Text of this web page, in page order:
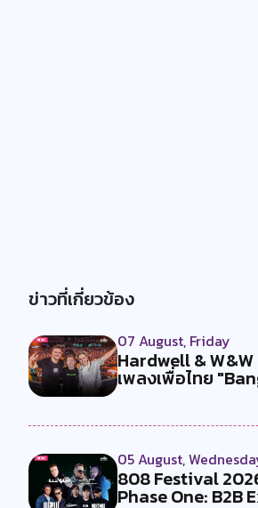
ข่าวที่เกี่ยวข้อง
07 August, Friday
Hardwell &
เพลงเพื่อไทย
05 August,
808 Festival
Phase One: B2B